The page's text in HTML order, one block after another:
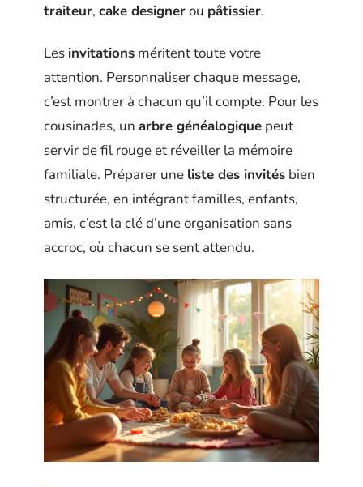
traiteur, cake designerou pâtissier.
Les invitations méritent toute votre
attention. Personnaliser chaque message,
c’est montrer à chacun qu’il compte. Pour les
cousinades, un arbre généalogique peut
servir de fil rouge et réveiller la mémoire
familiale. Préparer une liste des invités bien
structurée, en intégrant familles, enfants,
amis, c’est la clé d’une organisation sans
accroc, où chacun se sent attendu.